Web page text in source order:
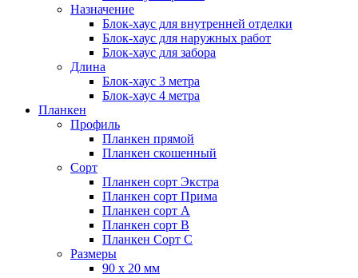
Назначение
Блок-хаус для внутренней отделки
Блок-хаус для наружных работ
Блок-хаус для забора
Длина
Блок-хаус 3 метра
Блок-хаус 4 метра
Планкен
Профиль
Планкен прямой
Планкен скошенный
Сорт
Планкен сорт Экстра
Планкен сорт Прима
Планкен сорт А
Планкен сорт B
Планкен Сорт C
Размеры
90 х 20 мм